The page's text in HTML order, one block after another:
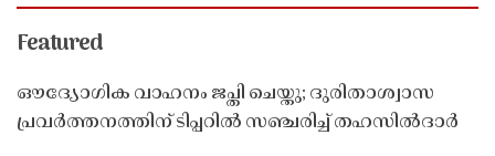
Featured
ഔദ്യോഗിക വാഹനം ജപ്തി ചെയ്തു; ദുരിതാശ്വാസ
പ്രവർത്തനത്തിന് ടിപ്പറിൽ സഞ്ചരിച്ച് തഹസിൽദാർ